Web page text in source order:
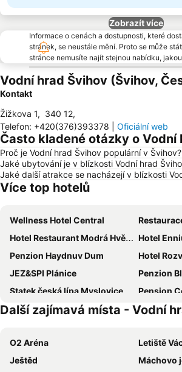
Zobrazít více
Informace o cenách a dostupnosti, které
stránek, se neustále mění. Proto se může
stránce nemusíte najít stejnou nabídku,
Vodní hrad Švihov (Švihov,
Kontakt
Žižkova 1, 340 12,
Telefon: +420(376)393378 Oficiální web
Často kladené otázky o Vodní
Proč je Vodní hrad Švihov populární v Švihov?
Jaké ubytování je v blízkosti Vodní hrad
Jaké další atrakce se nacházejí v blízkosti
Více top hotelů
Wellness Hotel Central
Restaurace a
Hotel Restaurant Modrá Hvězda
Hotel
Penzion Haydnuv Dum
Hotel
JEZ&SPI Plánice
Penzion
Statek česká lípa Myslovice
Pension
Penzion Janovice
MOTOREST-
Sport
Pension
Hotel Rual
Další zajímavá místa - Vodní
O2 Aréna
Letiště
Ještěd
Máchovo